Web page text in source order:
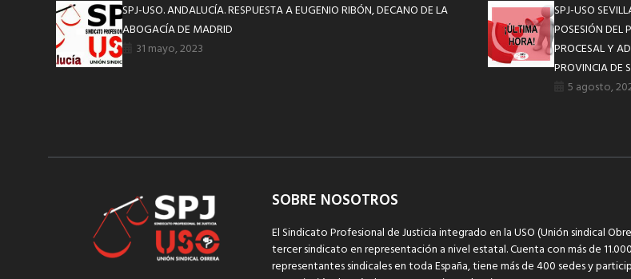
SPJ-USO. ANDALUCÍA. RESPUESTA A EUGENIO RIBÓN, DECANO DE LA
ABOGACÍA DE MADRID
31 mayo, 2023
SPJ-USO
POSESIÓN DEL
PROCESAL Y
PROVINCIA DE
5 agosto,
SOBRE NOSOTROS
El Sindicato Profesional de Justicia integrado en la USO (Unión sindical
tercer sindicato en representación a nivel estatal. Cuenta con más de 11.000
representantes sindicales en toda España, tiene más de 400 sedes y